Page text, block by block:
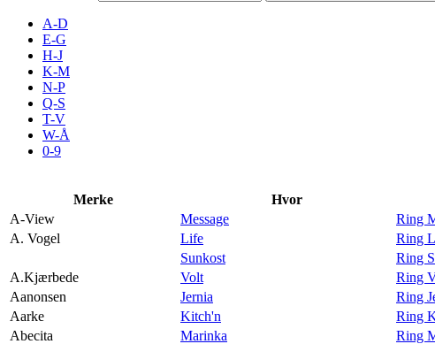
Merker
Inspirasjon
A-D
E-G
H-J
K-M
N-P
Q-S
T-V
W-Å
0-9
Merke
Hvor
A-View
Message Ring
A. Vogel
Life Ring
Sunkost
Ring
A.Kjærbede
Volt Ring
Aanonsen
Jernia Ring
Aarke
Kitch'n Ring
Abecita
Marinka Ring